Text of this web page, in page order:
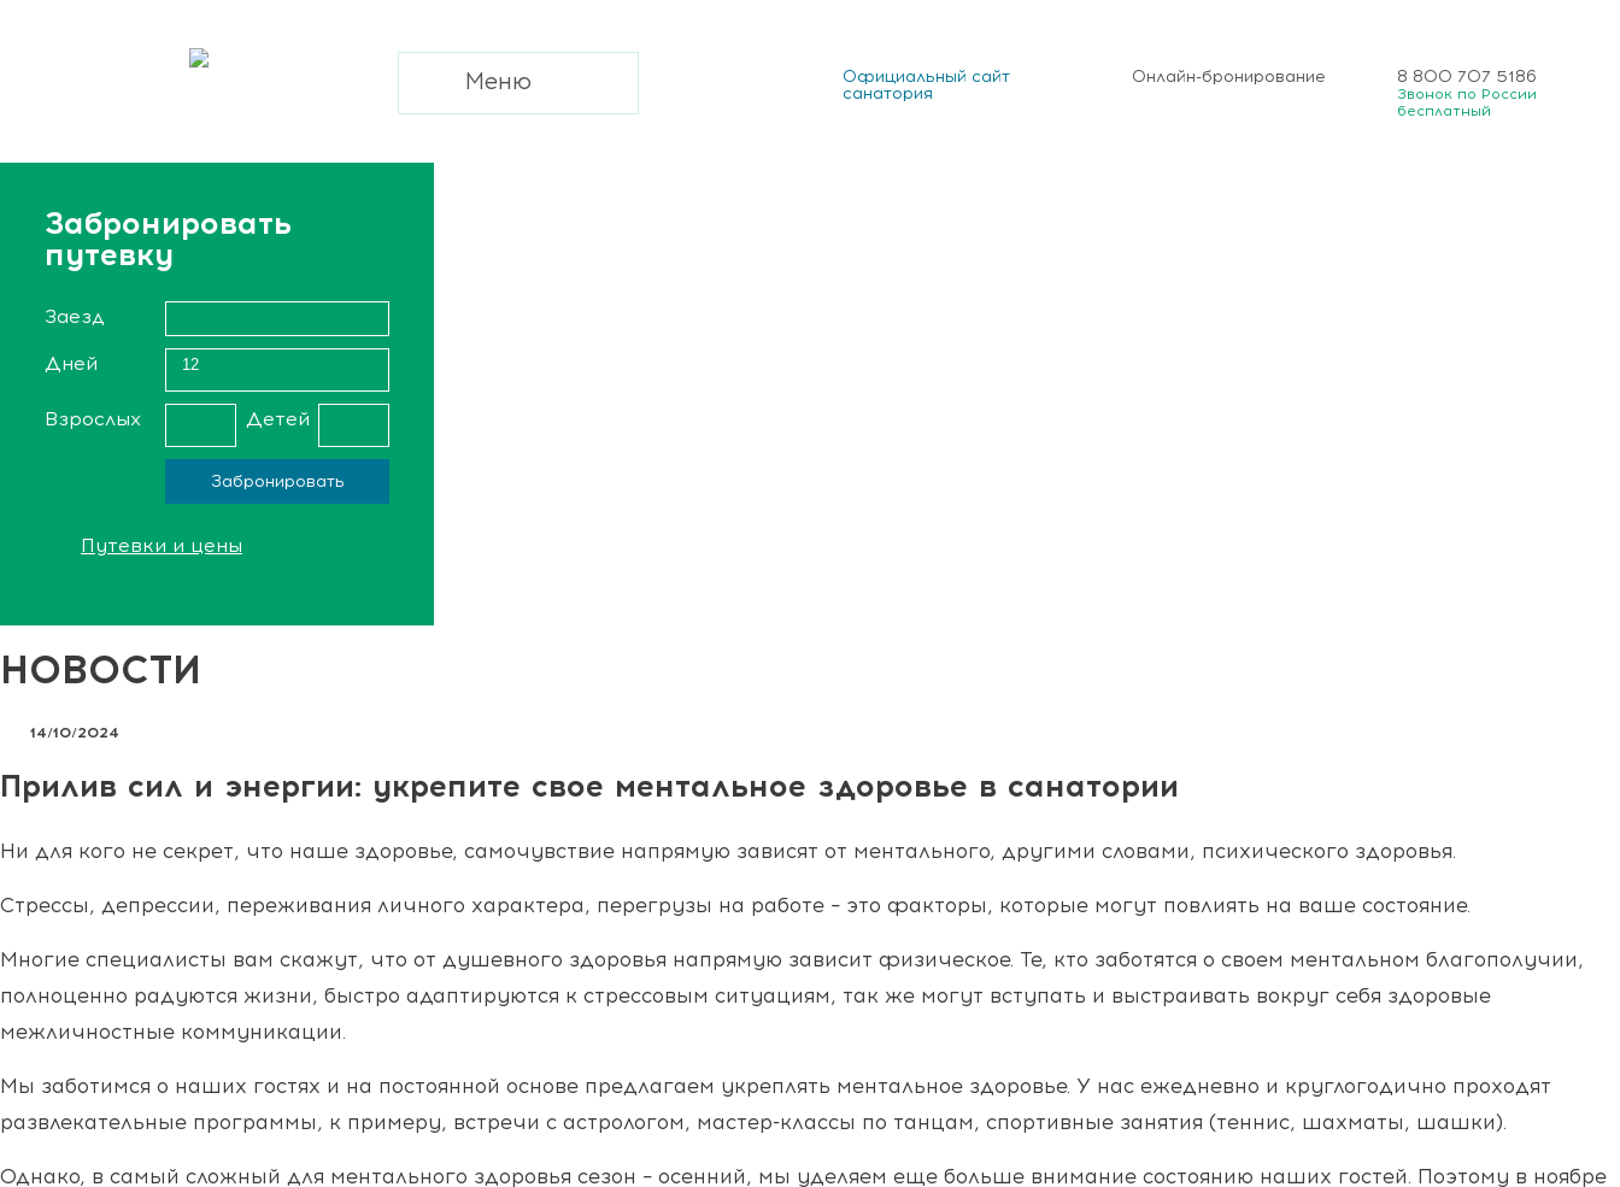
Меню 8 800 707 5186
Звонок по России
бесплатный
Онлайн-бронирование
Официальный сайт
санатория
Забронировать
путевку
Заезд
Дней 12
Взрослых Детей
Путевки и цены
НОВОСТИ
14/10/2024
Прилив сил и энергии: укрепите свое ментальное здоровье в санатории
Ни для кого не секрет, что наше здоровье, самочувствие напрямую зависят от ментального, другими словами, психического здоровья.
Стрессы, депрессии, переживания личного характера, перегрузы на работе – это факторы, которые могут повлиять на ваше состояние.
Многие специалисты вам скажут, что от душевного здоровья напрямую зависит физическое. Те, кто заботятся о своем ментальном благополучии,
полноценно радуются жизни, быстро адаптируются к стрессовым ситуациям, так же могут вступать и выстраивать вокруг себя здоровые
межличностные коммуникации.
Мы заботимся о наших гостях и на постоянной основе предлагаем укреплять ментальное здоровье. У нас ежедневно и круглогодично проходят
развлекательные программы, к примеру, встречи с астрологом, мастер-классы по танцам, спортивные занятия (теннис, шахматы, шашки).
Однако, в самый сложный для ментального здоровья сезон – осенний, мы уделяем еще больше внимание состоянию наших гостей. Поэтому в ноябре